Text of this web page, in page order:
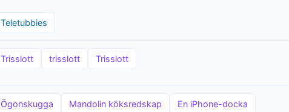
Teletubbies
Trisslott trisslott Trisslott
Ögonskugga Mandolin köksredskap En iPhone-docka